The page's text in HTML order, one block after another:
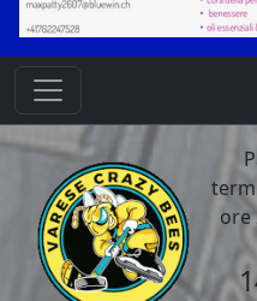
ore